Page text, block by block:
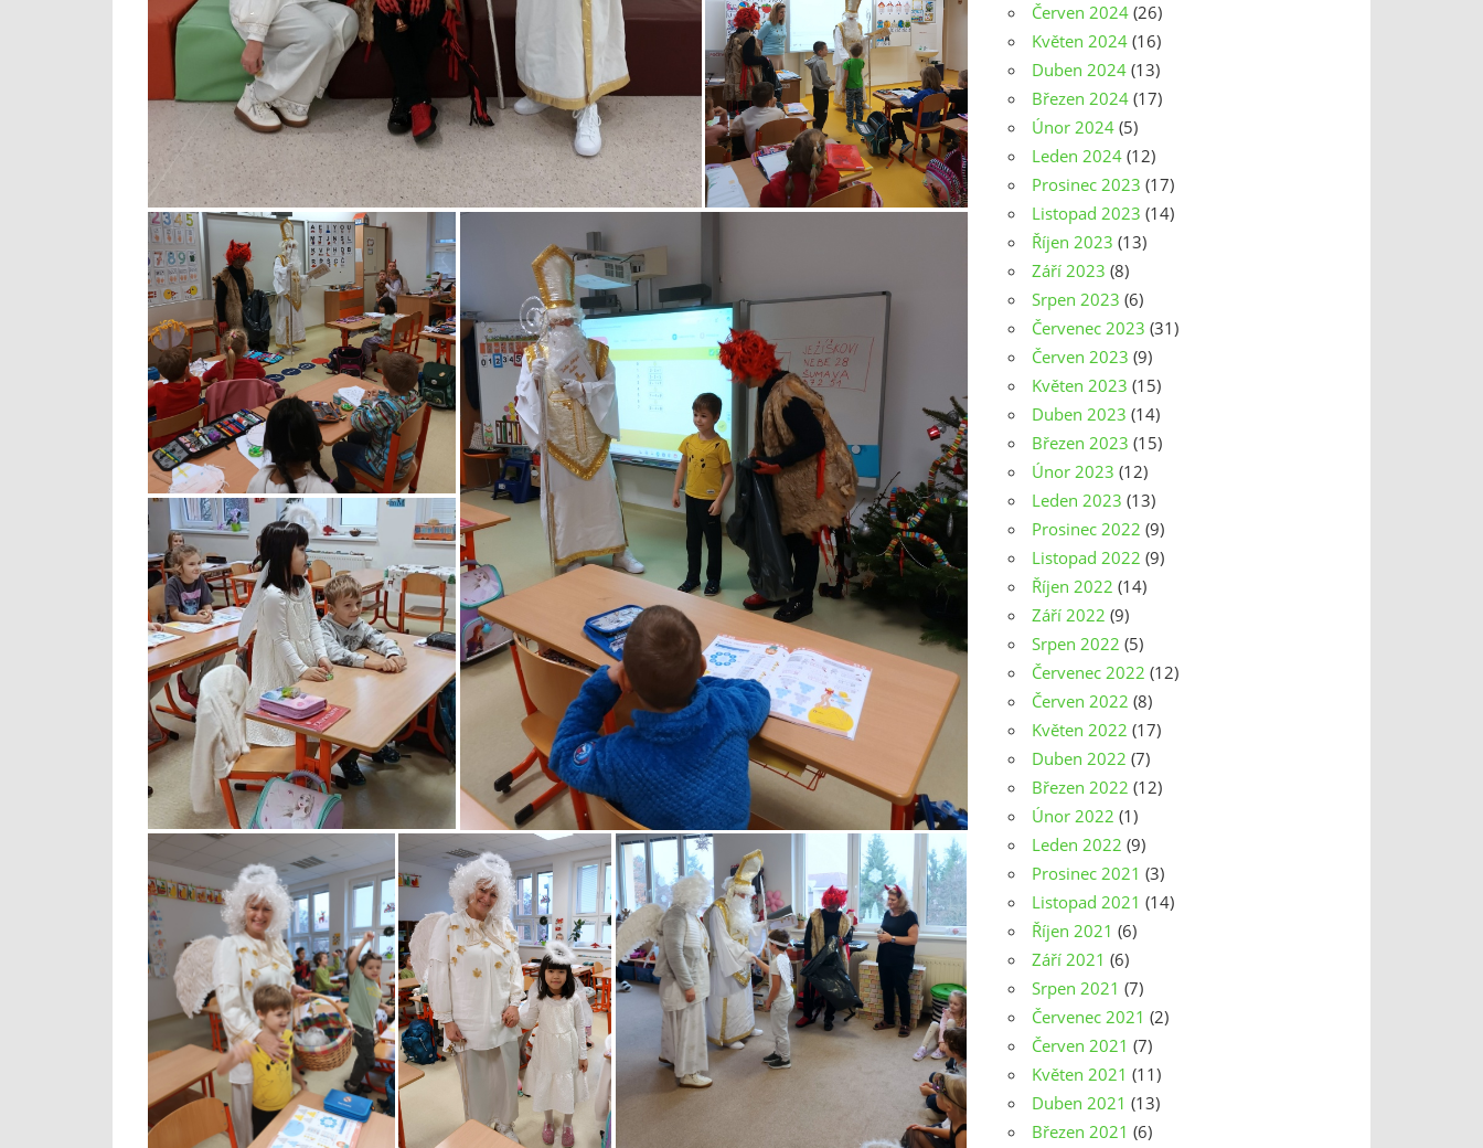
Červen 2024 (26)
Květen 2024 (16)
Duben 2024 (13)
Březen 2024 (17)
Únor 2024 (5)
Leden 2024 (12)
Prosinec 2023 (17)
Listopad 2023 (14)
Říjen 2023 (13)
Září 2023 (8)
Srpen 2023 (6)
Červenec 2023 (31)
Červen 2023 (9)
Květen 2023 (15)
Duben 2023 (14)
Březen 2023 (15)
Únor 2023 (12)
Leden 2023 (13)
Prosinec 2022 (9)
Listopad 2022 (9)
Říjen 2022 (14)
Září 2022 (9)
Srpen 2022 (5)
Červenec 2022 (12)
Červen 2022 (8)
Květen 2022 (17)
Duben 2022 (7)
Březen 2022 (12)
Únor 2022 (1)
Leden 2022 (9)
Prosinec 2021 (3)
Listopad 2021 (14)
Říjen 2021 (6)
Září 2021 (6)
Srpen 2021 (7)
Červenec 2021 (2)
Červen 2021 (7)
Květen 2021 (11)
Duben 2021 (13)
Březen 2021 (6)